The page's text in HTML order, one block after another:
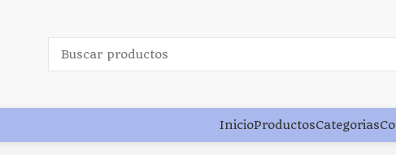
InicioProductosCategorias